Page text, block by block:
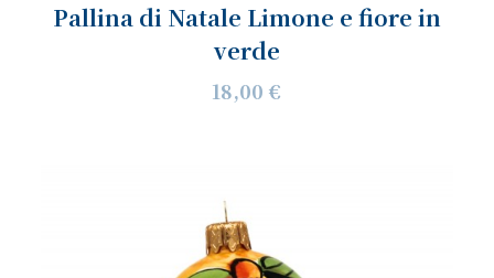
Pallina di Natale Limone e fiore in
verde
18,00 €